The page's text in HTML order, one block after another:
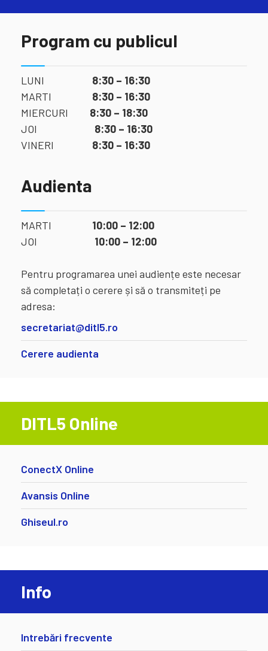
Program cu publicul
LUNI 8:30 – 16:30
MARTI 8:30 – 16:30
MIERCURI 8:30 – 18:30
JOI 8:30 – 16:30
VINERI 8:30 – 16:30
Audienta
MARTI 10:00 – 12:00
JOI 10:00 – 12:00
Pentru programarea unei audiențe este necesar
să completați o cerere și să o transmiteți pe
adresa:
secretariat@ditl5.ro
Cerere audienta
DITL5 Online
ConectX Online
Avansis Online
Ghiseul.ro
Info
Intrebări frecvente